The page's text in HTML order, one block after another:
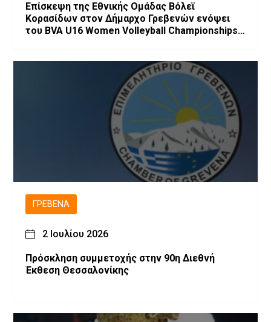
Επίσκεψη της Εθνικής Ομάδας Βόλεϊ
Κορασίδων στον Δήμαρχο Γρεβενών ενόψει
του BVA U16 Women Volleyball Championships
ΓΡΕΒΕΝΆ
2 Ιουλίου 2026
Πρόσκληση συμμετοχής στην 90η Διεθνή
Έκθεση Θεσσαλονίκης